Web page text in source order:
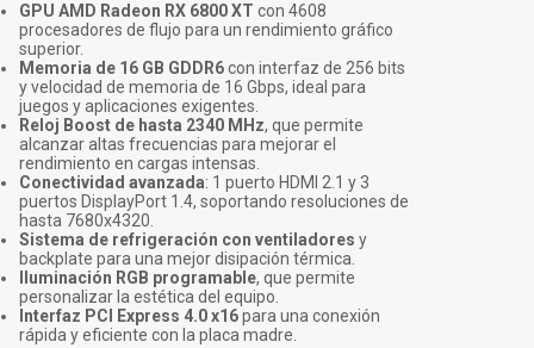
GPU AMD Radeon RX 6800 XT con 4608
procesadores de flujo para un rendimiento gráfico
superior.
Memoria de 16 GB GDDR6con interfaz de 256 bits
y velocidad de memoria de 16 Gbps, ideal para
juegos y aplicaciones exigentes.
Reloj Boost de hasta 2340 MHz, que permite
alcanzar altas frecuencias para mejorar el
rendimiento en cargas intensas.
Conectividad avanzada: 1 puerto HDMI 2.1 y 3
puertos DisplayPort 1.4, soportando resoluciones de
hasta 7680x4320.
Sistema de refrigeración con ventiladores y
backplate para una mejor disipación térmica.
Iluminación RGB programable, que permite
personalizar la estética del equipo.
Interfaz PCI Express 4.0 x16para una conexión
rápida y eficiente con la placa madre.